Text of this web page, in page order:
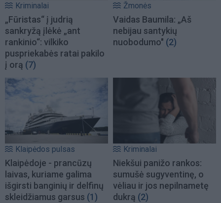
Kriminalai
„Fūristas“ į judrią
sankryžą įlėkė „ant
rankinio“: vilkiko
puspriekabės ratai pakilo
į orą (7)
Žmonės
Vaidas Baumila: „Aš
nebijau santykių
nuobodumo" (2)
Klaipėdos pulsas
Klaipėdoje - prancūzų
laivas, kuriame galima
išgirsti banginių ir delfinų
skleidžiamus garsus (1)
Kriminalai
Niekšui panižo rankos:
sumušė sugyventinę, o
vėliau ir jos nepilnametę
dukrą (2)